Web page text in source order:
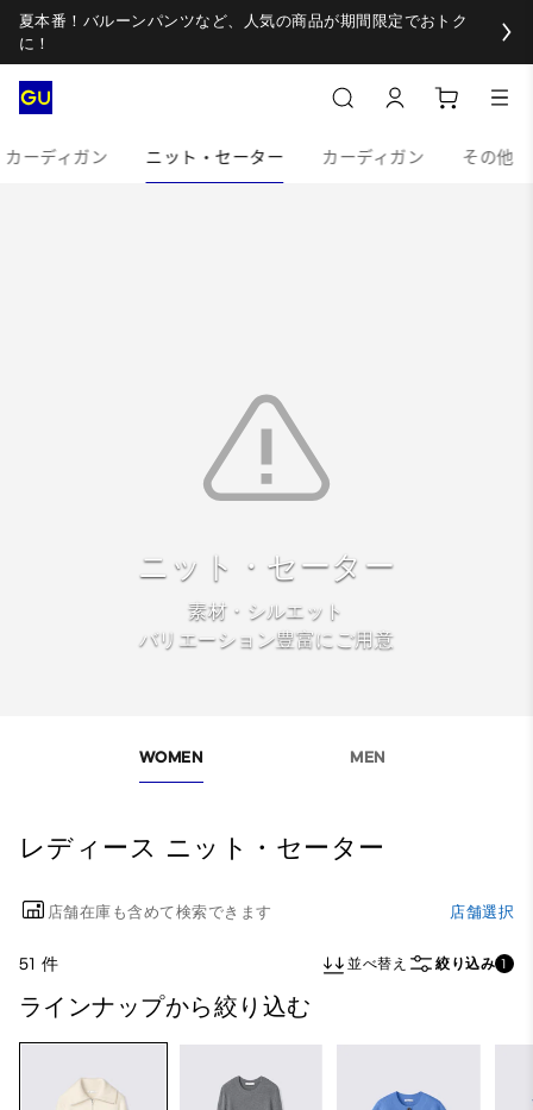
夏本番！バルーンパンツなど、人気の商品が期間限定でおトク
に！
ーディガン ニット・セーター カーディガン その他
ニット・セーター
素材・シルエット
バリエーション豊富にご用意
WOMEN MEN
レディース ニット・セーター
店舗在庫も含めて検索できます 店舗選択
51 件 並べ替え 絞り込み 1
ラインナップから絞り込む